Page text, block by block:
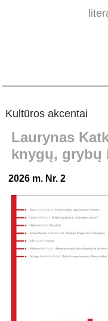
Kultūros akcentai
Laurynas
knygų, grybų
2026 m. Nr. 2